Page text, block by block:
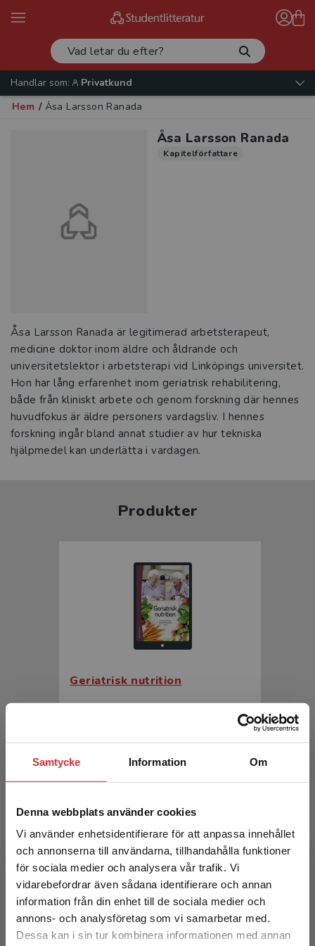
Samtycke Information Om
Denna webbplats använder cookies
Vi använder enhetsidentifierare för att anpassa innehållet
och annonserna till användarna, tillhandahålla funktioner
för sociala medier och analysera vår trafik. Vi
vidarebefordrar även sådana identifierare och annan
information från din enhet till de sociala medier och
annons- och analysföretag som vi samarbetar med.
Dessa kan i sin tur kombinera informationen med annan
Begränsad fraktregion
Handlar som:
Privatkund
Hem / Åsa Larsson Ranada
Åsa Larsson Ranada
Kapitelförfattare
Åsa Larsson Ranada är legitimerad arbetsterapeut,
medicine doktor inom äldre och åldrande och
universitetslektor i arbetsterapi vid Linköpings universitet.
Hon har lång erfarenhet inom geriatrisk rehabilitering,
både från kliniskt arbete och genom forskning där hennes
huvudfokus är äldre personers vardagsliv. I hennes
forskning ingår bland annat studier av hur tekniska
hjälpmedel kan underlätta i vardagen.
Produkter
Geriatrisk nutrition
Faxén Irving, G - Rothenberg, E (red.)
Geriatrisk nutrition
Faxén Irving, G - Rothenberg, E (red.)